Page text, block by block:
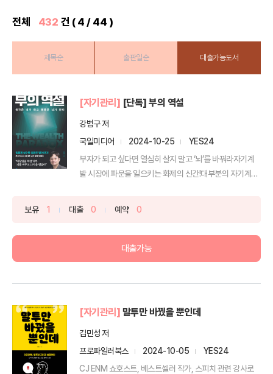
전체 432 건 ( 4 / 44 )
제목순 출판일순 대출가능도서
[자기관리] [단독] 부의 역설
강범구 저
국일미디어
2024-10-25
YES24
부자가 되고 싶다면 열심히 살지 말고 ‘뇌’를 바꿔라자기계
발 시장에 파문을 일으키는 화제의 신간!대부분의 자기계발
보유 1 대출 0 예약 0
대출가능
[자기관리] 말투만 바꿨을 뿐인데
김민성 저
프로파일러북스
2024-10-05
YES24
CJ ENM 쇼호스트, 베스트셀러 작가, 스피치 관련 강사로